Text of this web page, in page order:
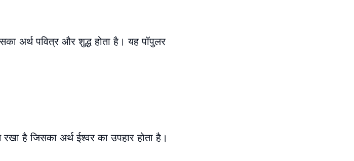
अर्थ पवित्र और शुद्ध होता है। यह पॉपुलर
है जिसका अर्थ ईश्वर का उपहार होता है।